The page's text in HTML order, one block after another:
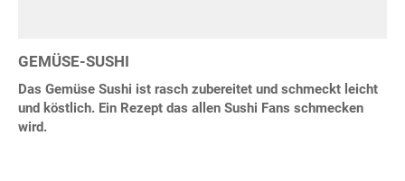
GEMÜSE-SUSHI
Das Gemüse Sushi ist rasch zubereitet und schmeckt leicht
und köstlich. Ein Rezept das allen Sushi Fans schmecken
wird.